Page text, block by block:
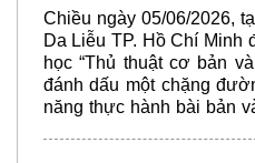
Chiều ngày 05/06/2026,
Da Liễu TP. Hồ Chí Minh
học “Thủ thuật cơ bản
đánh dấu một chặng
năng thực hành bài bản
viên cùng đông đảo học